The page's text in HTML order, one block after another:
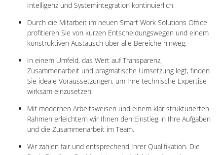
Intelligenz und Systemintegration kontinuierlich.
Durch die Mitarbeit im neuen Smart Work Solutions Office
profitieren Sie von kurzen Entscheidungswegen und einem
konstruktiven Austausch über alle Bereiche hinweg.
In einem Umfeld, das Wert auf Transparenz,
Zusammenarbeit und pragmatische Umsetzung legt, finden
Sie ideale Voraussetzungen, um Ihre technische Expertise
wirksam einzusetzen.
Mit modernen Arbeitsweisen und einem klar strukturierten
Rahmen erleichtern wir Ihnen den Einstieg in Ihre Aufgaben
und die Zusammenarbeit im Team.
Wir zahlen fair und entsprechend Ihrer Qualifikation. Die